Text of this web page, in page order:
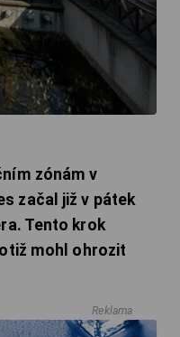
zónám v
začal již v pátek
Tento krok
mohl ohrozit
Reklama